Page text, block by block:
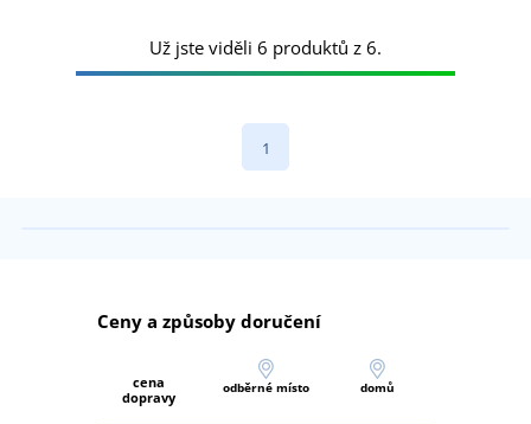
Už jste viděli 6 produktů z 6.
1
Ceny a způsoby doručení
cena
dopravy
odběrné místo domů